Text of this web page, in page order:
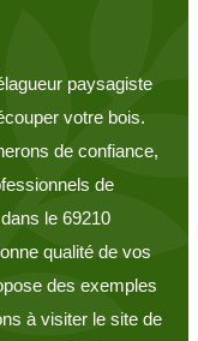
paysagiste
votre bois.
de confiance,
de
le 69210
qualité de vos
des exemples
à visiter le site de